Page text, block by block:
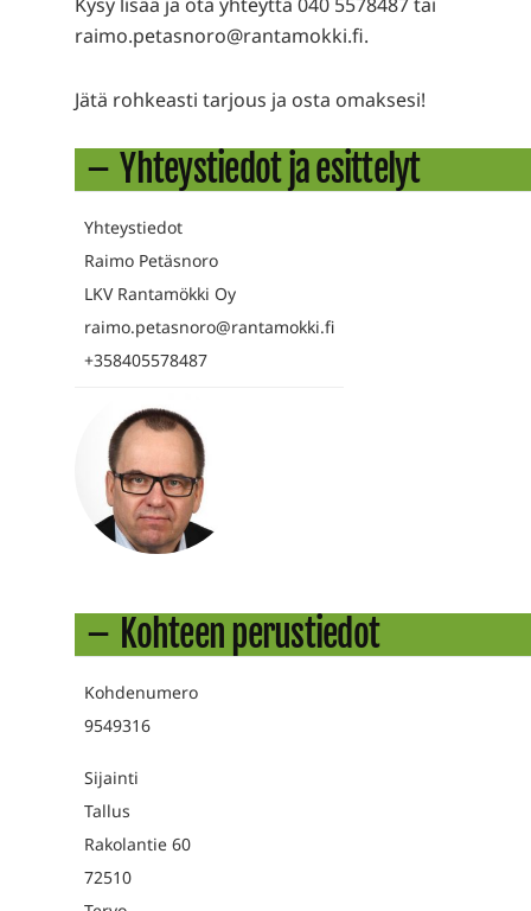
raimo.petasnoro@rantamokki.fi.
Jätä rohkeasti tarjous ja osta omaksesi!
Yhteystiedot ja esittelyt
Yhteystiedot
Raimo Petäsnoro
LKV Rantamökki Oy
raimo.petasnoro@rantamokki.fi
+358405578487
Kohteen perustiedot
Kohdenumero
9549316
Sijainti
Tallus
Rakolantie 60
72510